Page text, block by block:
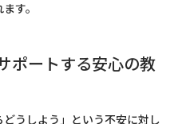
す。
ポートする安心の教
どうしよう」という不安に対し